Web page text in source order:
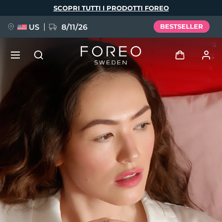
SCOPRI TUTTI I PRODOTTI FOREO
US 8/11/26 BESTSELLER
Accedi
Profilo utente
I miei dispositivi
I miei ordini
I miei indirizzi
I miei abbonamenti
FAQ™ Pure Beauty-Tech Elixir
BREAKING NEWS
issa™ Teeth Whitening Set
Lingua
English Deutsch
Español
Français
Português
Polski
Svenska
Русский
Türkçe
简体中文 繁體中文